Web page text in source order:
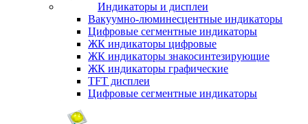
Индикаторы и дисплеи
Вакуумно-люминесцентные индикаторы
Цифровые сегментные индикаторы
ЖК индикаторы цифровые
ЖК индикаторы знакосинтезирующие
ЖК индикаторы графические
TFT дисплеи
Цифровые сегментные индикаторы